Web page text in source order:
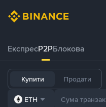
ЕкспресP2PБлокова
Купити Продати
ETH